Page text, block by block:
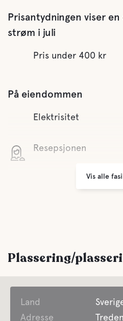
Prisantydningen viser
strøm i juli
Pris under 400 kr
På eiendommen
Elektrisitet
Resepsjonen
Vaskerom
Vis alle
Plassering/
Land
Adresse